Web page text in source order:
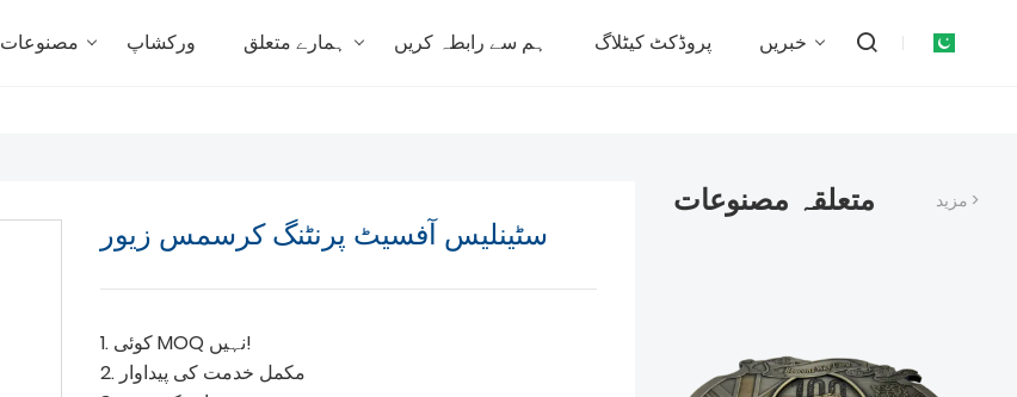
مصنوعات ورکشاپ ہمارے متعلق ہم سے رابطہ کریں پروڈکٹ کیٹلاگ خبریں
سٹینلیس آفسیٹ پرنٹنگ کرسمس زیور
1. کوئی MOQ نہیں!
2. مکمل خدمت کی پیداوار
متعلقہ مصنوعات مزید >